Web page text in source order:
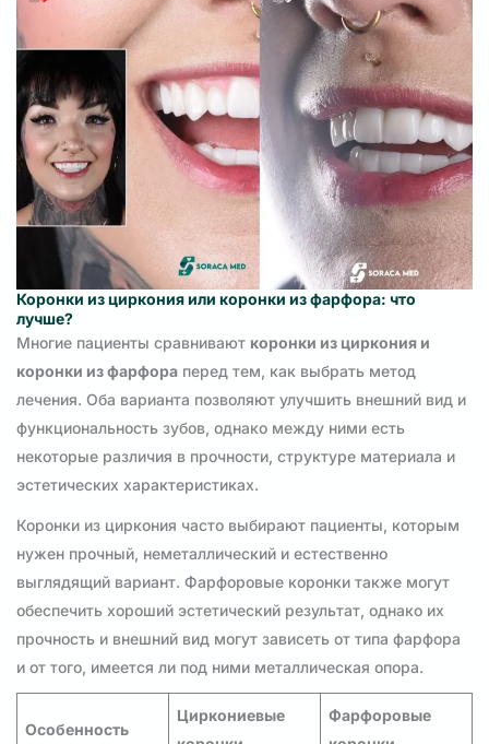
Коронки из циркония или коронки из фарфора: что
лучше?
Многие пациенты сравнивают коронки из циркония и
коронки из фарфора перед тем, как выбрать метод
лечения. Оба варианта позволяют улучшить внешний вид и
функциональность зубов, однако между ними есть
некоторые различия в прочности, структуре материала и
эстетических характеристиках.
Коронки из циркония часто выбирают пациенты, которым
нужен прочный, неметаллический и естественно
выглядящий вариант. Фарфоровые коронки также могут
обеспечить хороший эстетический результат, однако их
прочность и внешний вид могут зависеть от типа фарфора
и от того, имеется ли под ними металлическая опора.
Особенность
Циркониевые
Фарфоровые